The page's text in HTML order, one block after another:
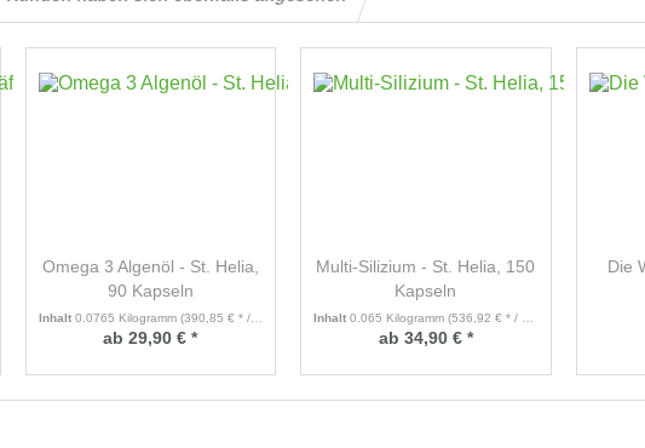
Omega 3 Algenöl - St. Helia,
90 Kapseln
Inhalt 0.0765 Kilogramm (390,85 € * / 1 Kilogramm)
ab 29,90 € *
Multi-Silizium - St. Helia, 150
Kapseln
Inhalt0.065 Kilogramm(536,92 € * / 1 Kilogramm)
ab 34,90 € *
Die